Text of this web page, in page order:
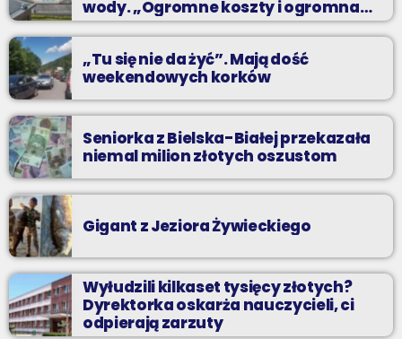
wody. „Ogromne koszty i ogromna
praca”
„Tu się nie da żyć”. Mają dość
weekendowych korków
Seniorka z Bielska-Białej przekazała
niemal milion złotych oszustom
Gigant z Jeziora Żywieckiego
Wyłudzili kilkaset tysięcy złotych?
Dyrektorka oskarża nauczycieli, ci
odpierają zarzuty